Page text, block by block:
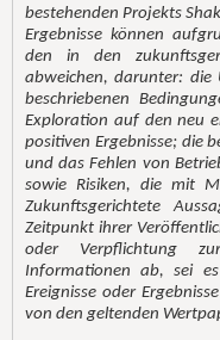
bestehenden Projekts
Ergebnisse können
den in den
abweichen, darunter: die
beschriebenen
Exploration auf den neu
positiven Ergebnisse; die
und das Fehlen von
sowie Risiken, die mit
Zukunftsgerichtete
Zeitpunkt ihrer
oder Verpflichtung
Informationen ab, sei
Ereignisse oder
von den geltenden